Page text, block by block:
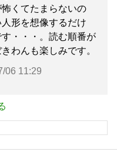
くてたまらないの
形を想像するだけ
・・・。読む順番が
わんも楽しみです。
06 11:29